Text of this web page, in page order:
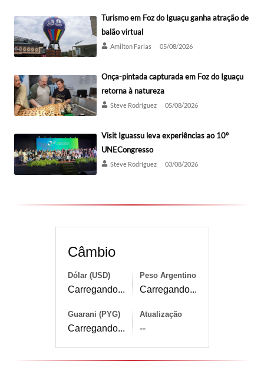
Turismo em Foz do Iguaçu ganha atração de
balão virtual
Amilton Farias 05/08/2026
Onça-pintada capturada em Foz do Iguaçu
retorna à natureza
Steve Rodríguez 05/08/2026
Visit Iguassu leva experiências ao 10º
UNECongresso
Steve Rodríguez 03/08/2026
Câmbio
Dólar (USD)
Carregando...
Peso Argentino
Carregando...
Guarani (PYG)
Carregando...
Atualização
--